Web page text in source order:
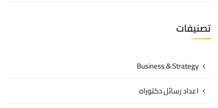
تصنيفات
Business & Strategy
اعداد رسائل دكتوراه